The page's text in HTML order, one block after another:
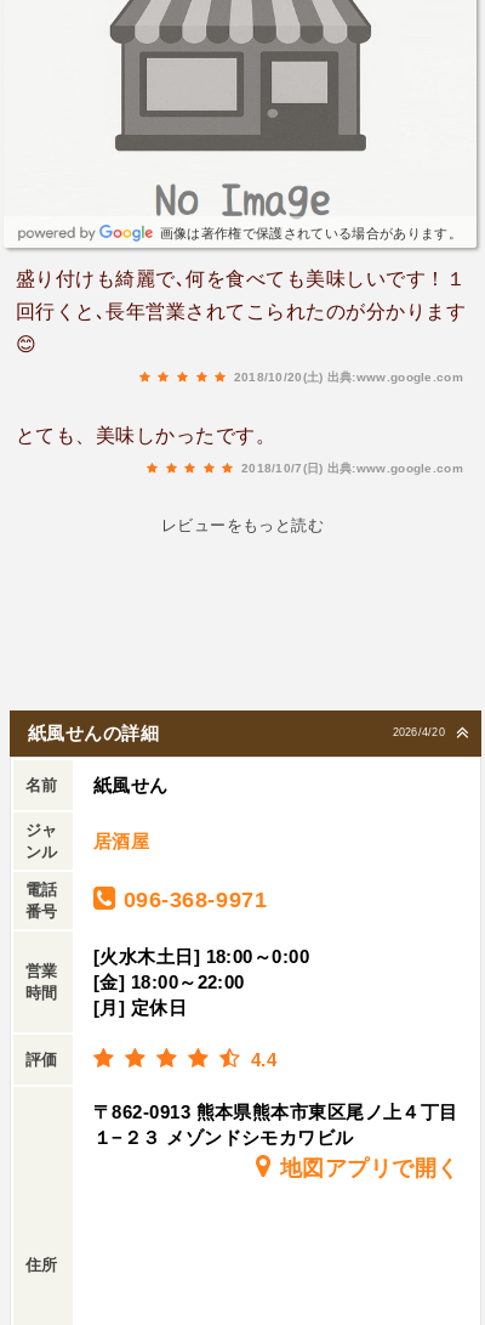
画像は著作権で保護されている場合があります。
盛り付けも綺麗で､何を食べても美味しいです！１
回行くと､長年営業されてこられたのが分かります
😊
2018/10/20(土) 出典:www.google.com
とても、美味しかったです。
2018/10/7(日) 出典:www.google.com
レビューをもっと読む
2026/4/20
紙風せんの詳細
名前 紙風せん
ジャ
ンル
居酒屋
電話
番号
096-368-9971
営業
時間
[火水木土日] 18:00～0:00
[金] 18:00～22:00
[月] 定休日
評価 4.4
住所
〒862-0913 熊本県熊本市東区尾ノ上４丁目
１−２３ メゾンドシモカワビル
地図アプリで開く